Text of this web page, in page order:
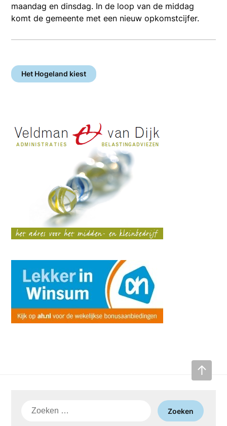
maandag en dinsdag. In de loop van de middag
komt de gemeente met een nieuw opkomstcijfer.
Het Hogeland kiest
Zoeken